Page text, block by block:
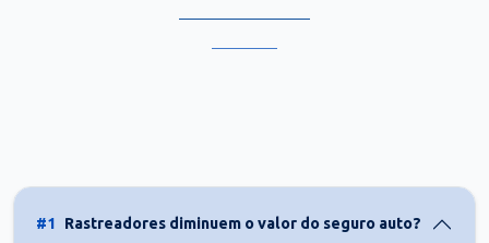
#1 Rastreadores diminuem o valor do seguro auto?